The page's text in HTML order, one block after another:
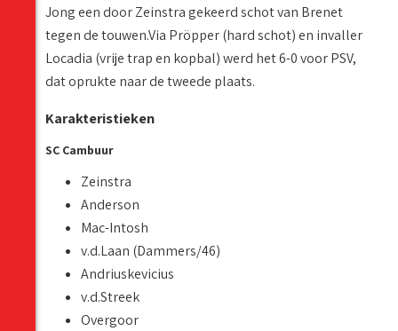
Jong een door Zeinstra gekeerd schot van Brenet
tegen de touwen.Via Pröpper (hard schot) en invaller
Locadia (vrije trap en kopbal) werd het 6-0 voor PSV,
dat oprukte naar de tweede plaats.
Karakteristieken
SC Cambuur
Zeinstra
Anderson
Mac-Intosh
v.d.Laan (Dammers/46)
Andriuskevicius
v.d.Streek
Overgoor